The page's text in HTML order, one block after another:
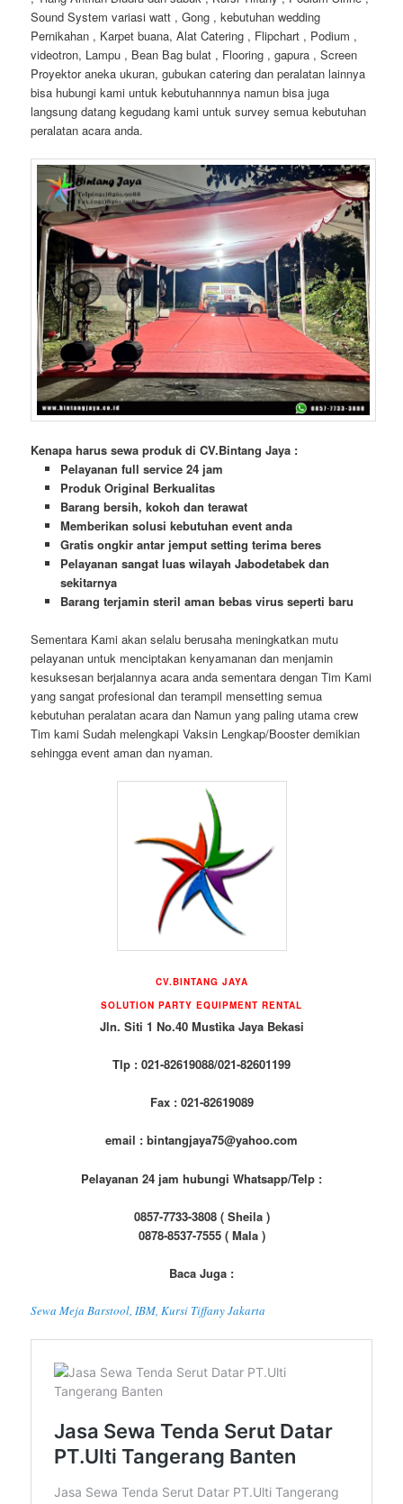
Sound System variasi watt , Gong , kebutuhan wedding
Pernikahan , Karpet buana, Alat Catering , Flipchart , Podium ,
videotron, Lampu , Bean Bag bulat , Flooring , gapura , Screen
Proyektor aneka ukuran, gubukan catering dan peralatan lainnya
bisa hubungi kami untuk kebutuhannnya namun bisa juga
langsung datang kegudang kami untuk survey semua kebutuhan
peralatan acara anda.
Kenapa harus sewa produk di CV.Bintang Jaya :
Pelayanan full service 24 jam
Produk Original Berkualitas
Barang bersih, kokoh dan terawat
Memberikan solusi kebutuhan event anda
Gratis ongkir antar jemput setting terima beres
Pelayanan sangat luas wilayah Jabodetabek dan
sekitarnya
Barang terjamin steril aman bebas virus seperti baru
Sementara Kami akan selalu berusaha meningkatkan mutu
pelayanan untuk menciptakan kenyamanan dan menjamin
kesuksesan berjalannya acara anda sementara dengan Tim Kami
yang sangat profesional dan terampil mensetting semua
kebutuhan peralatan acara dan Namun yang paling utama crew
Tim kami Sudah melengkapi Vaksin Lengkap/Booster demikian
sehingga event aman dan nyaman.
CV.BINTANG JAYA
SOLUTION PARTY EQUIPMENT RENTAL
Jln. Siti 1 No.40 Mustika Jaya Bekasi
Tlp : 021-82619088/021-82601199
Fax : 021-82619089
email : bintangjaya75@yahoo.com
Pelayanan 24 jam hubungi Whatsapp/Telp :
0857-7733-3808 ( Sheila )
0878-8537-7555 ( Mala )
Baca Juga :
Sewa Meja Barstool, IBM, Kursi Tiffany Jakarta